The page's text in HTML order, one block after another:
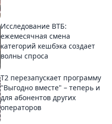
Исследование ВТБ:
ежемесячная смена
категорий кешбэка создает
волны спроса
Т2 перезапускает программу
"Выгодно вместе" – теперь и
для абонентов других
операторов